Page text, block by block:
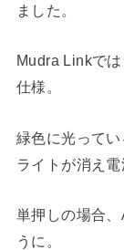
ました。
Mudra Linkで
仕様。
緑色に光って
ライトが消え電
単押しの場合
うに。